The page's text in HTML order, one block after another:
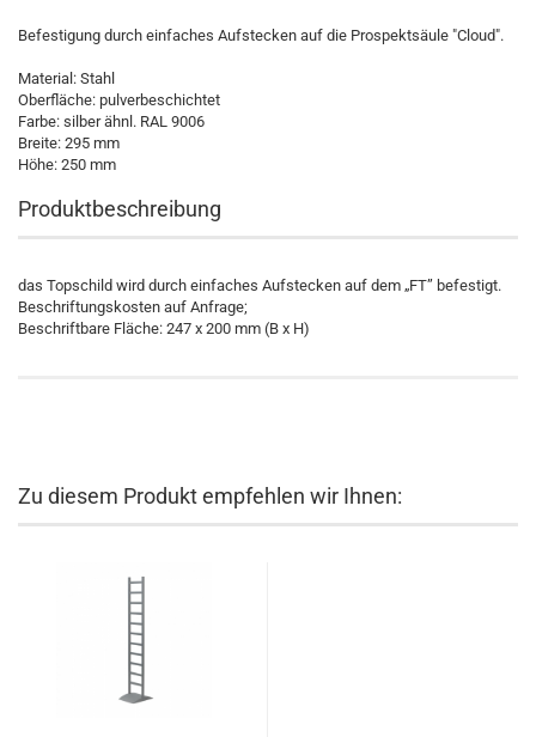
Befestigung durch einfaches Aufstecken auf die Prospektsäule "Cloud".
Material: Stahl
Oberfläche: pulverbeschichtet
Farbe: silber ähnl. RAL 9006
Breite: 295 mm
Höhe: 250 mm
Produktbeschreibung
das Topschild wird durch einfaches Aufstecken auf dem „FT” befestigt.
Beschriftungskosten auf Anfrage;
Beschriftbare Fläche: 247 x 200 mm (B x H)
Zu diesem Produkt empfehlen wir Ihnen: